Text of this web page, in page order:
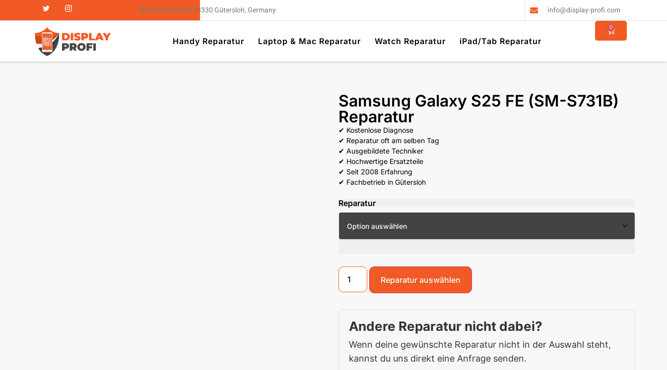
Blessenstätte 43 33330 Gütersloh, Germany info@display-profi.com
Handy Reparatur Laptop & Mac Reparatur Watch Reparatur iPad/Tab Reparatur
0
Samsung Galaxy S25 FE (SM-S731B)
Reparatur
✔ Kostenlose Diagnose
✔ Reparatur oft am selben Tag
✔ Ausgebildete Techniker
✔ Hochwertige Ersatzteile
✔ Seit 2008 Erfahrung
✔ Fachbetrieb in Gütersloh
Reparatur
Reparatur auswählen
Andere Reparatur nicht dabei?
Wenn deine gewünschte Reparatur nicht in der Auswahl steht,
kannst du uns direkt eine Anfrage senden.